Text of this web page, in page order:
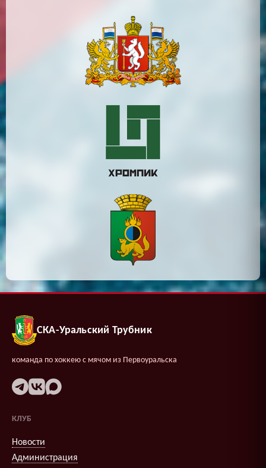
СКА-Уральский Трубник
команда по хоккею с мячом из Первоуральска
КЛУБ
Новости
Администрация